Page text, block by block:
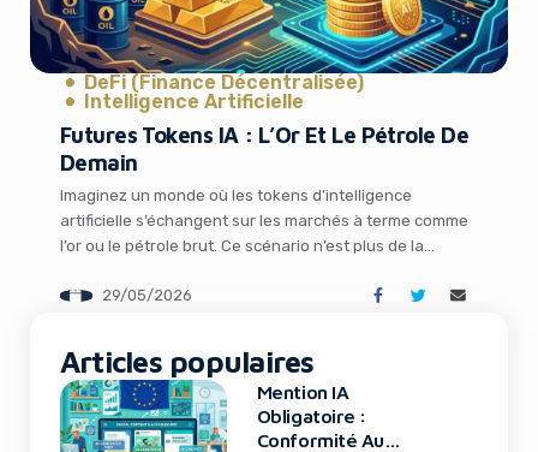
DeFi (Finance Décentralisée)
Intelligence Artificielle
Futures Tokens IA : L’Or Et Le Pétrole De
Demain
Imaginez un monde où les tokens d’intelligence
artificielle s’échangent sur les marchés à terme comme
l’or ou le pétrole brut. Ce scénario n’est plus de la
Exchange travaille activement sur un marché de dérivés
29/05/2026
Articles populaires
Mention IA
Obligatoire :
Conformité Au
using an ad-blocker!